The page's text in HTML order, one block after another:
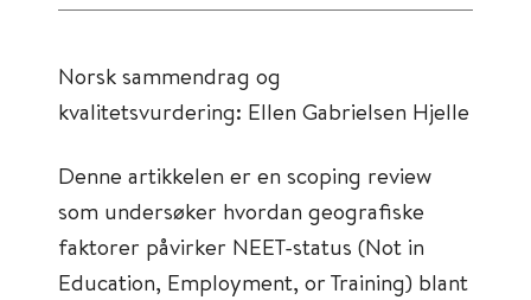
Norsk sammendrag og
kvalitetsvurdering: Ellen Gabrielsen Hjelle
​​​​​​Denne artikkelen er en scoping review
som undersøker hvordan geografiske
faktorer påvirker NEET-status (Not in
Education, Employment, or Training) blant